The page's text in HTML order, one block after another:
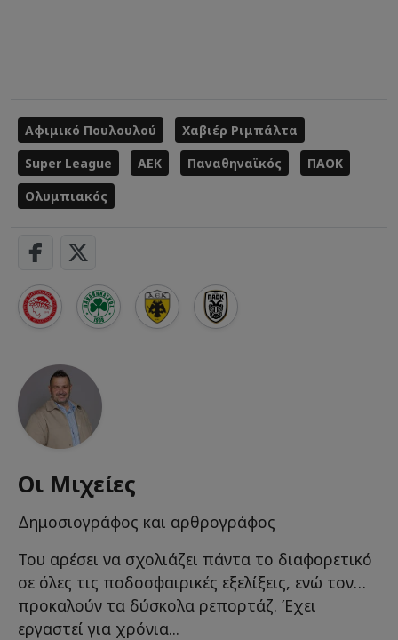
Αφιμικό Πουλουλού
Χαβιέρ Ριμπάλτα
Super League
ΑΕΚ Παναθηναϊκός
ΠΑΟΚ
Ολυμπιακός
Οι Μιχείες
Δημοσιογράφος και αρθρογράφος
Του αρέσει να σχολιάζει πάντα το διαφορετικό
σε όλες τις ποδοσφαιρικές εξελίξεις, ενώ τον…
προκαλούν τα δύσκολα ρεπορτάζ. Έχει
εργαστεί για χρόνια...